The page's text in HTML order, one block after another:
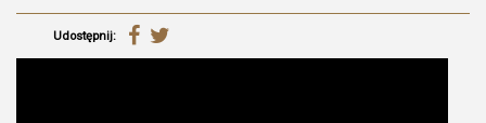
Udostępnij: